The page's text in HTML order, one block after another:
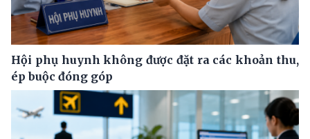
Hội phụ huynh không được đặt ra các khoản thu,
ép buộc đóng góp